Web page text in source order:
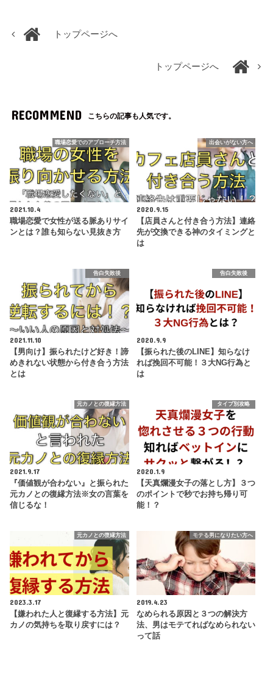
トップページへ
トップページへ
RECOMMEND こちらの記事も人気です。
職場恋愛でのアプローチ方法
2021.10.4
職場恋愛で女性が送る脈ありサイ
ンとは？誰も知らない見抜き方
出会いがない方へ
2020.9.15
【店員さんと付き合う方法】連絡
先が交換できる神のタイミングと
は
告白失敗後
2021.11.10
【男向け】振られたけど好き！諦
めきれない状態から付き合う方法
とは
告白失敗後
2020.9.9
【振られた後のLINE】知らなけ
れば挽回不可能！３大NG行為と
は
元カノとの復縁方法
2021.9.17
『価値観が合わない』と振られた
元カノとの復縁方法※女の言葉を
信じるな！
タイプ別攻略
2020.1.9
【天真爛漫女子の落とし方】３つ
のポイントで秒でお持ち帰り可
能！？
元カノとの復縁方法
2023.3.17
【嫌われた人と復縁する方法】元
カノの気持ちを取り戻すには？
モテる男になりたい方へ
2019.4.23
なめられる原因と３つの解決方
法、男はモテてればなめられない
って話